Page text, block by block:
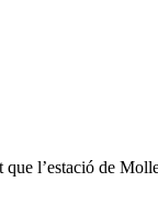
l’estació de